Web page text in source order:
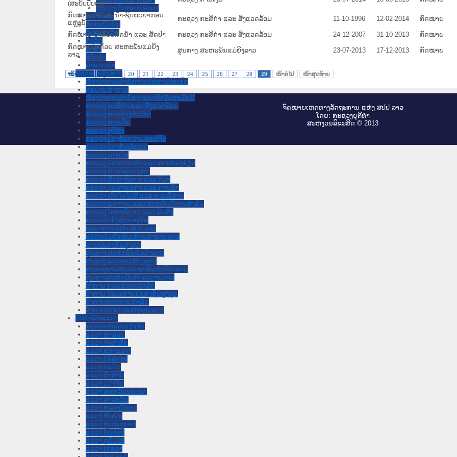
ປະມວນກົດໝາຍ ອາຍາ
ມະຕິຕົກລົງ
ລັດຖະບັນຍັດ
ລັດຖະດໍາລັດ
ດໍາລັດ
ຄໍາສັ່ງ
ຂໍ້ຕົກລົງ
ຄໍາແນະນໍາ
ນິຕິກໍາຂັ້ນສູນກາງ
ຫ້ອງວ່າການສໍານັກງານປະທານປະເທດ
ສະພາແຫ່ງຊາດ
ຫ້ອງວ່າການສຳນັກງານນາຍົກລັດຖະມົນຕີ
ກະຊວງ ກະສິກຳ ແລະ ສິ່ງແວດລ້ອມ
ກະຊວງ ການຕ່າງປະເທດ
ກະຊວງ ການເງິນ
ກະຊວງ ຍຸຕິທໍາ
ກະຊວງ ປ້ອງກັນຄວາມສະຫງົບ
ກະຊວງ ປ້ອງກັນປະເທດ
ກະຊວງ ພາຍໃນ
ກະຊວງ ວັດທະນະທຳ ແລະ ການທ່ອງທ່ຽວ
ກະຊວງ ສາທາລະນະສຸກ
ກະຊວງ ສຶກສາທິການ ແລະ ກິລາ
ກະຊວງ ອຸດສາຫະກຳ ແລະ ການຄ້າ
ກະຊວງ ເຕັກໂນໂລຊີ ແລະ ການສື່ສານ
ກະຊວງ ແຮງງານ ແລະ ສະຫວັດດີການສັງຄົມ
ກະຊວງ ໂຍທາທິການ ແລະ ຂົນສົ່ງ
ຄະນະຈັດຕັ້ງສູນກາງພັກ
ທະນາຄານແຫ່ງ ສປປ ລາວ
ສະຫະພັນນັກຮົບເກົ່າແຫ່ງຊາດລາວ
ສານປະຊາຊົນສູງສຸດ
ສູນກາງ ສະຫະພັນແມ່ຍິງລາວ
ສູນກາງ ແນວລາວສ້າງຊາດ
ສູນກາງຊາວໜຸ່ມປະຊາຊົນປະຕິວັດລາວ
ສູນກາງສະຫະພັນກຳມະບານລາວ
ອົງການ ກວດສອບແຫ່ງລັດ
ອົງການ ໄອຍະການປະຊາຊົນສູງສຸດ
ອົງການກວດກາແຫ່ງລັດ
ອົງການກາແດງແຫ່ງຊາດລາວ
ນິຕິກໍາຂັ້ນແຂວງ
ນະ​ຄອນ​ຫລວງວຽງຈັນ
ແຂວງ ຄໍາມ່ວນ
ແຂວງ ຈໍາປາສັກ
ແຂວງ ຊຽງຂວາງ
ແຂວງ ບໍລິຄໍາໄຊ
ແຂວງ ບໍ່ແກ້ວ
ແຂວງ ຜົ້ງສາລີ
ແຂວງ ວຽງຈັນ
ແຂວງ ສະຫວັນນະເຂດ
ແຂວງ ສາລະວັນ
ແຂວງ ຫລວງນໍ້າທາ
ແຂວງ ຫົວພັນ
ແຂວງ ຫຼວງພະບາງ
ແຂວງ ອັດຕະປື
ແຂວງ ອຸດົມໄຊ
ແຂວງ ເຊກອງ
(ສະບັບປັບປຸງ)
ກົດໝາຍວ່າດ້ວຍ ນ້ຳ-ຊັບພະຍາກອນ
ແຫຼ່ງນ້ຳ
ກະຊວງ ກະສິກຳ ແລະ ສິ່ງແວດລ້ອມ 11-10-1996 12-02-2014 ກົດໝາຍ
ກົດໝາຍ ວ່າດ້ວຍສັດນ້ຳ ແລະ ສັດປ່າ ກະຊວງ ກະສິກຳ ແລະ ສິ່ງແວດລ້ອມ 24-12-2007 31-10-2013 ກົດໝາຍ
ກົດໝາຍວ່າດ້ວຍ ສະຫະພັນແມ່ຍິງ
ລາວ
ສູນກາງ ສະຫະພັນແມ່ຍິງລາວ 23-07-2013 17-12-2013 ກົດໝາຍ
ໜ້າທໍາອິດ ໜ້າກ່ອນ 20 21 22 23 24 25 26 27 28 29 ໜ້າຕໍ່ໄປ ໜ້າສຸດທ້າຍ
ຈົດ​ໝາຍ​ເຫດ​ທາງ​ລັດ​ຖະ​ການ ແຫ່ງ ສ​ປ​ປ ລາວ
ໂດຍ: ກະ​ຊວງຍຸ​ຕິ​ທຳ
ສະ​ຫງວນ​ລິ​ຂະ​ສິດ © 2013